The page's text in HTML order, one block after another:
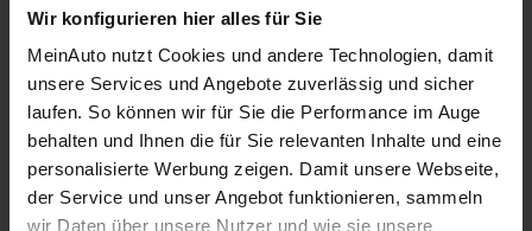
Wir konfigurieren hier alles für Sie
MeinAuto nutzt Cookies und andere Technologien, damit
unsere Services und Angebote zuverlässig und sicher
laufen. So können wir für Sie die Performance im Auge
behalten und Ihnen die für Sie relevanten Inhalte und eine
personalisierte Werbung zeigen. Damit unsere Webseite,
der Service und unser Angebot funktionieren, sammeln
wir Daten über unsere Nutzer und wie sie unsere
Neuwagenmarkt in Deutschland. Unsere Kunden haben
bewerten unsere Arbeit positiv.
Sehen Sie sich unsere Bewertungen an: